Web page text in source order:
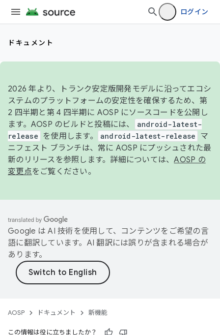
ログイン
ドキュメント
2026 年より、トランク安定版開発モデルに沿ってエコシ
ステムのプラットフォームの安定性を確保するため、第
2 四半期と第 4 四半期に AOSP にソースコードを公開し
ます。AOSP のビルドと投稿には、
android-latest-
release
を使用します。 android-latest-release
マ
ニフェスト ブランチは、常に AOSP にプッシュされた最
新のリリースを参照します。詳細については、AOSP の
変更点をご覧ください。
Google は AI 技術を使用して、コンテンツをご希望の言
語に翻訳しています。AI 翻訳には誤りが含まれる場合が
あります。
AOSP ドキュメント 新機能
この情報は役に立ちましたか？